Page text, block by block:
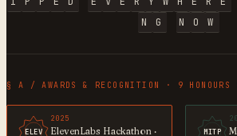
N
G N O W
§ A / AWARDS & RECOGNITION · 9
ELEV
2025
ElevenLabs Hackathon ·
MITP